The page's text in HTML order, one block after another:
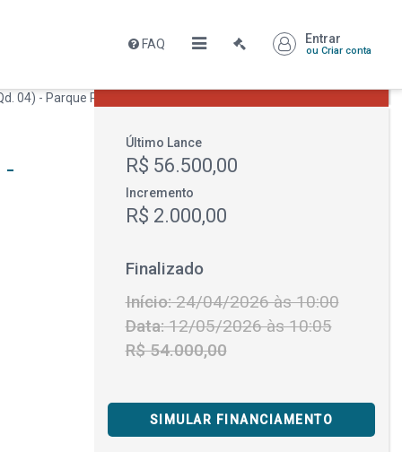
FAQ Entrar
ou Criar conta
Leilão encerrado
-
Último Lance
R$ 56.500,00
Incremento
R$ 2.000,00
Finalizado
Início:24/04/2026 às 10:00
Data:12/05/2026 às 10:05
R$ 54.000,00
SIMULAR FINANCIAMENTO